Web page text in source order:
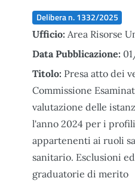
Delibera n. 1332/2025
Ufficio: Area Risorse
Data Pubblicazione:
Titolo: Presa atto dei
Commissione
valutazione delle
l'anno 2024 per i
appartenenti ai ruoli
sanitario. Esclusioni
graduatorie di merito